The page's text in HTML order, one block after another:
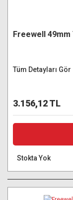
Freewell
Tüm Detayları Gör
3.156,12 TL
Stokta Yok